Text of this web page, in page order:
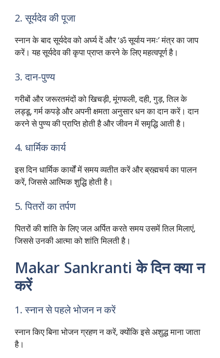
2. सूर्यदेव की पूजा
स्नान के बाद सूर्यदेव को अर्घ्य दें और ‘ॐ सूर्याय नमः’ मंत्र का जाप
करें। यह सूर्यदेव की कृपा प्राप्त करने के लिए महत्वपूर्ण है।
3. दान-पुण्य
गरीबों और जरूरतमंदों को खिचड़ी, मूंगफली, दही, गुड़, तिल के
लड्डू, गर्म कपड़े और अपनी क्षमता अनुसार धन का दान करें। दान
करने से पुण्य की प्राप्ति होती है और जीवन में समृद्धि आती है।
4. धार्मिक कार्य
इस दिन धार्मिक कार्यों में समय व्यतीत करें और ब्रह्मचर्य का पालन
करें, जिससे आत्मिक शुद्धि होती है।
5. पितरों का तर्पण
पितरों की शांति के लिए जल अर्पित करते समय उसमें तिल मिलाएं,
जिससे उनकी आत्मा को शांति मिलती है।
Makar Sankranti के दिन क्या न
करें
1. स्नान से पहले भोजन न करें
स्नान किए बिना भोजन ग्रहण न करें, क्योंकि इसे अशुद्ध माना जाता
है।